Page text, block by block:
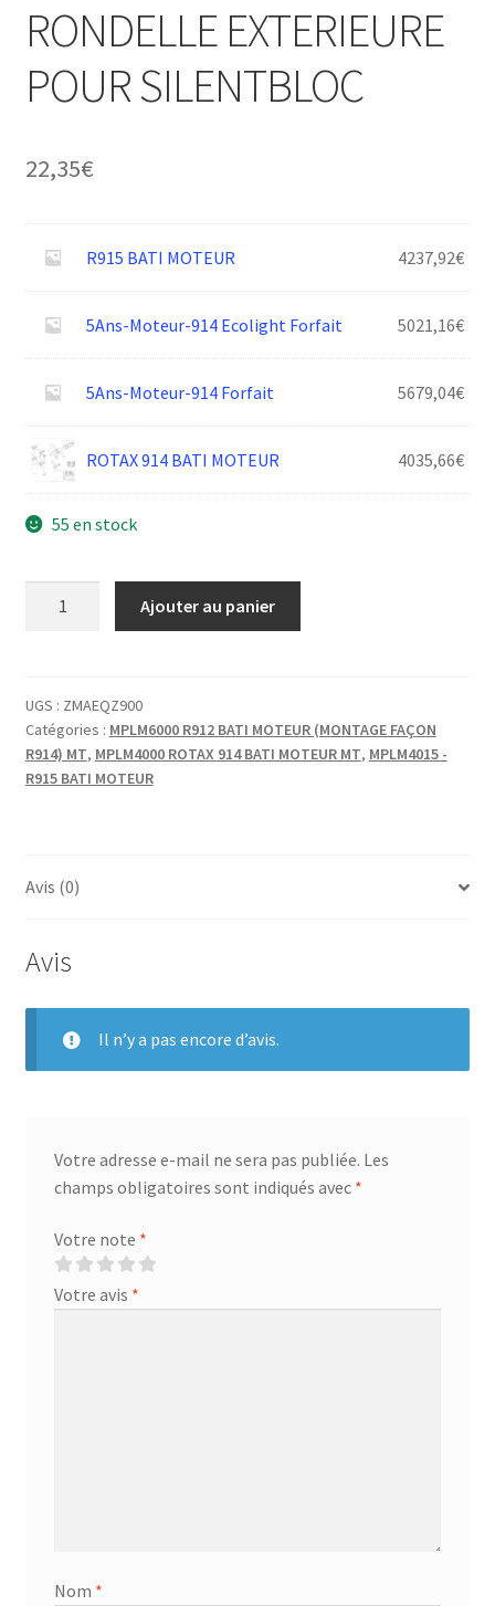
RONDELLE EXTERIEURE
POUR SILENTBLOC
22,35€
R915 BATI MOTEUR 4237,92€
5Ans-Moteur-914 Ecolight Forfait 5021,16€
5Ans-Moteur-914 Forfait 5679,04€
ROTAX 914 BATI MOTEUR 4035,66€
55 en stock
POUR
SILENTBLOC
Ajouter au panier
UGS : ZMAEQZ900
Catégories : MPLM6000 R912 BATI MOTEUR (MONTAGE FAÇON
R914) MT, MPLM4000 ROTAX 914 BATI MOTEUR MT, MPLM4015 -
R915 BATI MOTEUR
Avis (0)
Avis
Il n’y a pas encore d’avis.
Votre adresse e-mail ne sera pas publiée. Les
champs obligatoires sont indiqués avec *
Votre note *
Votre avis *
Nom *